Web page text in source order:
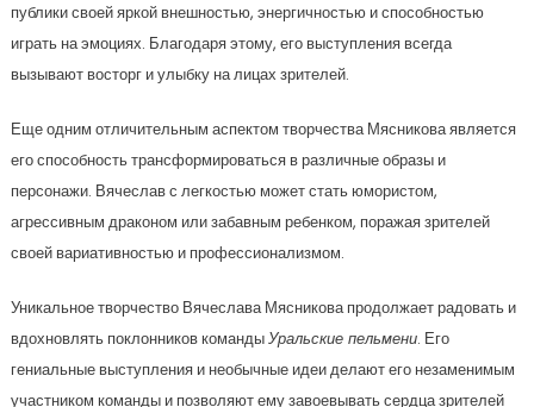
публики своей яркой внешностью, энергичностью и способностью
играть на эмоциях. Благодаря этому, его выступления всегда
вызывают восторг и улыбку на лицах зрителей.
Еще одним отличительным аспектом творчества Мясникова является
его способность трансформироваться в различные образы и
персонажи. Вячеслав с легкостью может стать юмористом,
агрессивным драконом или забавным ребенком, поражая зрителей
своей вариативностью и профессионализмом.
Уникальное творчество Вячеслава Мясникова продолжает радовать и
вдохновлять поклонников командыУральские пельмени. Его
гениальные выступления и необычные идеи делают его незаменимым
участником команды и позволяют ему завоевывать сердца зрителей